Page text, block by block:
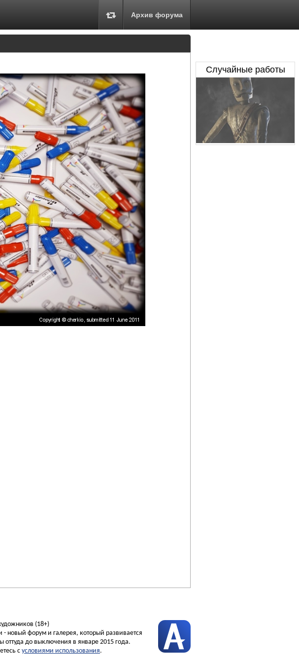
Архив форума
Случайные работы
(18+)
новый форум и галерея, который развивается
оттуда до выключения в январе 2015 года.
с условиями использования.